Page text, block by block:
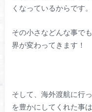
くなっているからです。
その小さなどんな事で
界が変わってきます！
そして、海外渡航に行
を豊かにしてくれた事は